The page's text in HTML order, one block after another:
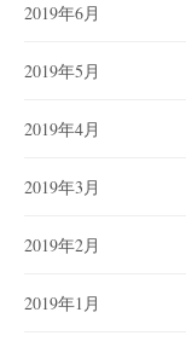
2019年6月
2019年5月
2019年4月
2019年3月
2019年2月
2019年1月